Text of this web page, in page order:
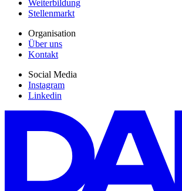
Weiterbildung
Stellenmarkt
Organisation
Über uns
Kontakt
Social Media
Instagram
Linkedin